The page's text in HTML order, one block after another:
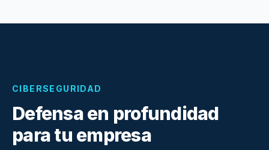
CIBERSEGURIDAD
Defensa en profundidad
para tu empresa